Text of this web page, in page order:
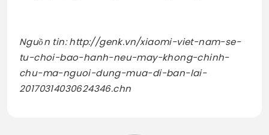
Nguồn tin: http://genk.vn/xiaomi-viet-nam-se-
tu-choi-bao-hanh-neu-may-khong-chinh-
chu-ma-nguoi-dung-mua-di-ban-lai-
20170314030624346.chn